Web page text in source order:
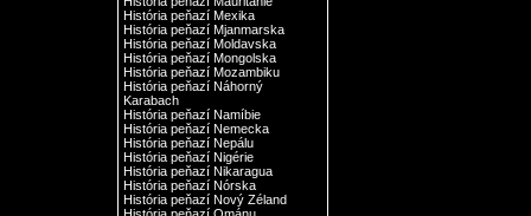
História peňazí Mexika
História peňazí Mjanmarska
História peňazí Moldavska
História peňazí Mongolska
História peňazí Mozambiku
História peňazí Náhorný
Karabach
História peňazí Namíbie
História peňazí Nemecka
História peňazí Nepálu
História peňazí Nigérie
História peňazí Nikaragua
História peňazí Nórska
História peňazí Nový Zéland